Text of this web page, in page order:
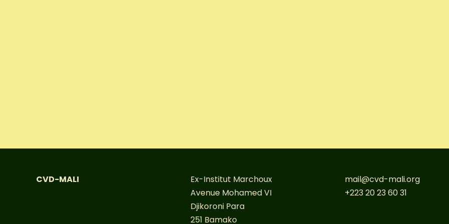
CVD-MALI
Ex-Institut Marchoux
Avenue Mohamed VI
Djikoroni Para
251 Bamako
mail@cvd-mali.org
+223 20 23 60 31